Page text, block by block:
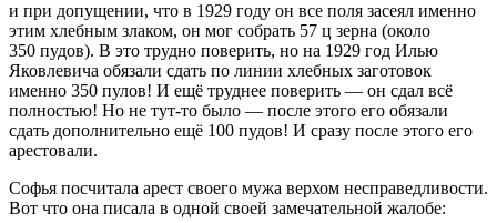
и при допущении, что в 1929 году он все поля засеял именно
этим хлебным злаком, он мог собрать 57 ц зерна (около
350 пудов). В это трудно поверить, но на 1929 год Илью
Яковлевича обязали сдать по линии хлебных заготовок
именно 350 пулов! И ещё труднее поверить — он сдал всё
полностью! Но не тут-то было — после этого его обязали
сдать дополнительно ещё 100 пудов! И сразу после этого его
арестовали.
Софья посчитала арест своего мужа верхом несправедливости.
Вот что она писала в одной своей замечательной жалобе: